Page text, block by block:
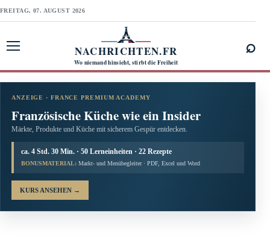
FREITAG, 07. AUGUST 2026
NACHRICHTEN.FR
Wo niemand hinsieht, stirbt die Freiheit
⌕
ANZEIGE · FRANCE PREMIUM ACADEMY
Französische Küche wie ein Insider
Märkte, Produkte und Küche mit sicherem Gespür entdecken.
ca. 4 Std. 30 Min. · 50 Lerneinheiten · 22 Rezepte
BONUSMATERIAL: Markt- und Menübegleiter · PDF, Excel und Word
KURS ANSEHEN →